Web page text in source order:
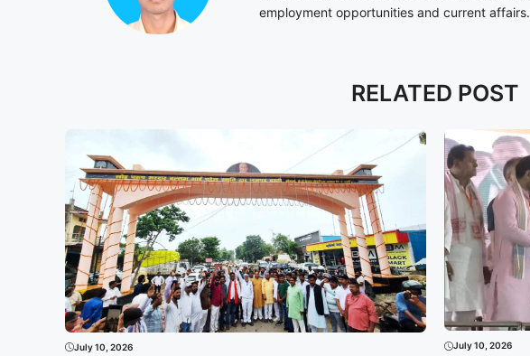
employment opportunities and current affairs.
RELATED POST
July 10, 2026 July 10, 2026